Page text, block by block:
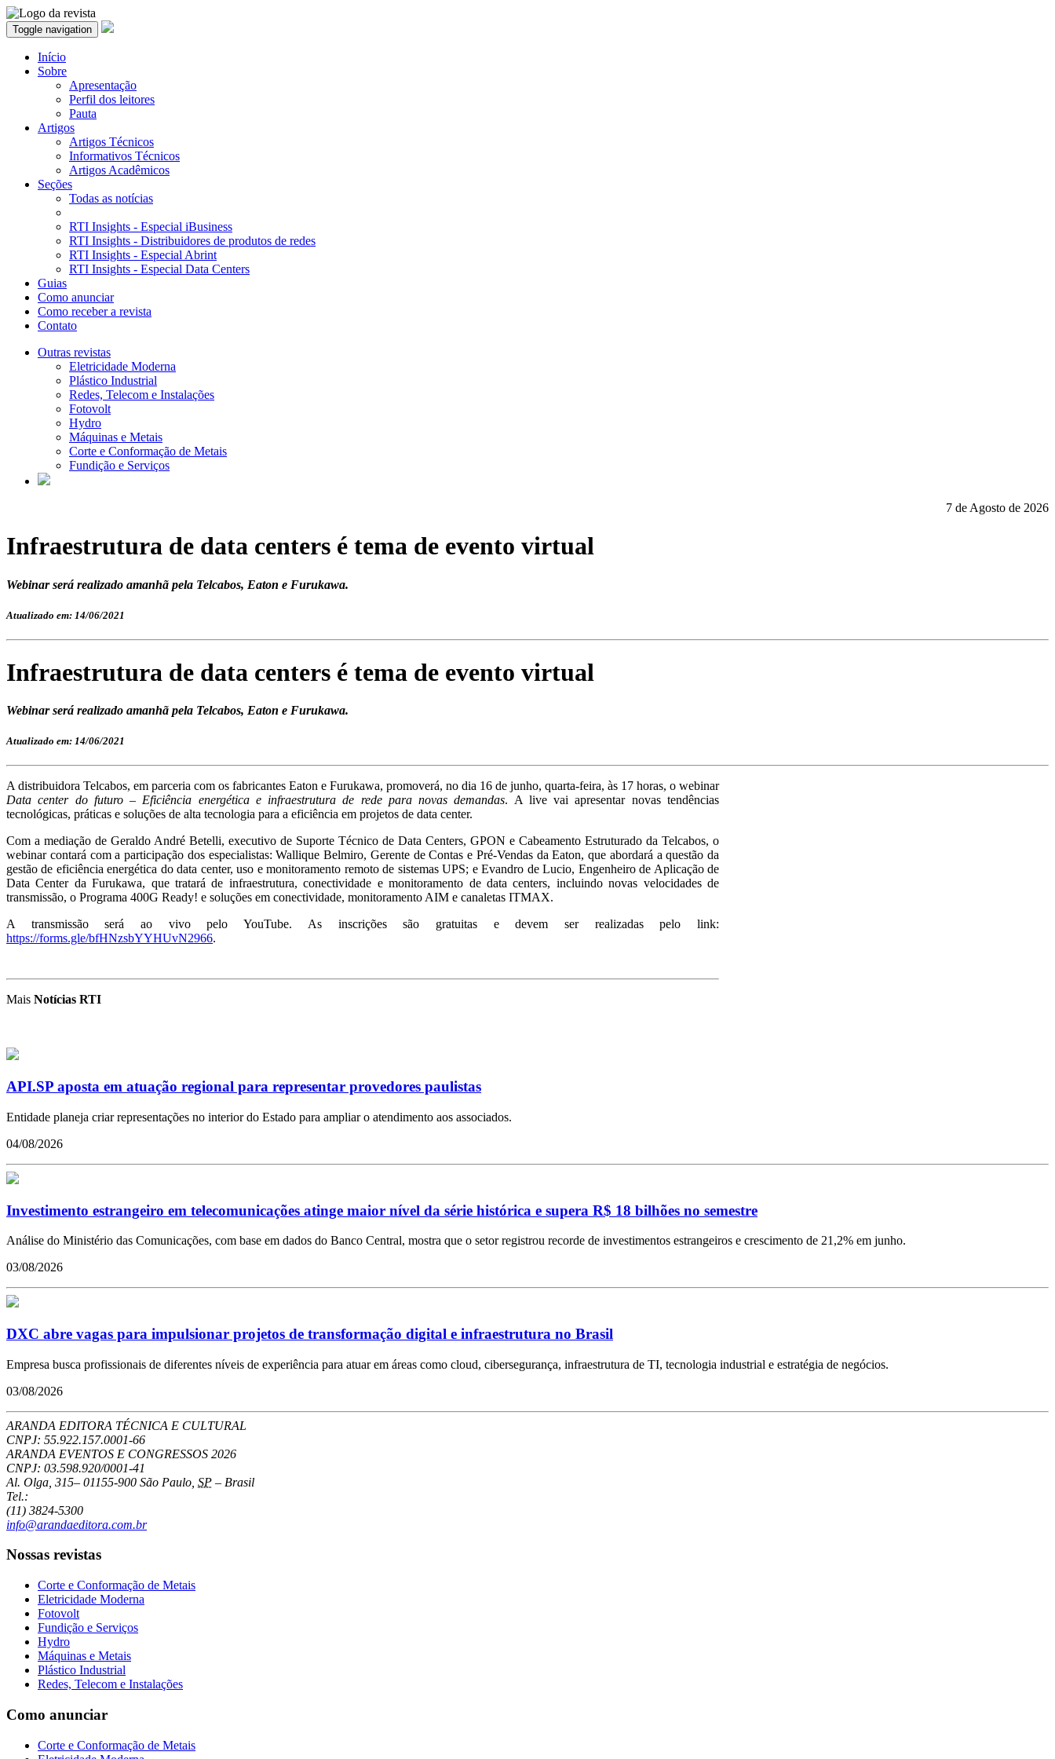
Toggle navigation
Início
Sobre
Apresentação
Perfil dos leitores
Pauta
Artigos
Artigos Técnicos
Informativos Técnicos
Artigos Acadêmicos
Seções
Todas as notícias
RTI Insights - Especial iBusiness
RTI Insights - Distribuidores de produtos de redes
RTI Insights - Especial Abrint
RTI Insights - Especial Data Centers
Guias
Como anunciar
Como receber a revista
Contato
Outras revistas
Eletricidade Moderna
Plástico Industrial
Redes, Telecom e Instalações
Fotovolt
Hydro
Máquinas e Metais
Corte e Conformação de Metais
Fundição e Serviços
7 de Agosto de 2026
Infraestrutura de data centers é tema de evento virtual
Webinar será realizado amanhã pela Telcabos, Eaton e Furukawa.
Atualizado em: 14/06/2021
Infraestrutura de data centers é tema de evento virtual
Webinar será realizado amanhã pela Telcabos, Eaton e Furukawa.
Atualizado em: 14/06/2021
A distribuidora Telcabos, em parceria com os fabricantes Eaton e Furukawa, promoverá, no dia 16 de junho, quarta-feira, às 17 horas, o webinar
Data center do futuro – Eficiência energética e infraestrutura de rede para novas demandas. A live vai apresentar novas tendências
tecnológicas, práticas e soluções de alta tecnologia para a eficiência em projetos de data center.
Com a mediação de Geraldo André Betelli, executivo de Suporte Técnico de Data Centers, GPON e Cabeamento Estruturado da Telcabos, o
webinar contará com a participação dos especialistas: Wallique Belmiro, Gerente de Contas e Pré-Vendas da Eaton, que abordará a questão da
gestão de eficiência energética do data center, uso e monitoramento remoto de sistemas UPS; e Evandro de Lucio, Engenheiro de Aplicação de
Data Center da Furukawa, que tratará de infraestrutura, conectividade e monitoramento de data centers, incluindo novas velocidades de
transmissão, o Programa 400G Ready! e soluções em conectividade, monitoramento AIM e canaletas ITMAX.
A transmissão será ao vivo pelo YouTube. As inscrições são gratuitas e devem ser realizadas pelo link:
https://forms.gle/bfHNzsbYYHUvN2966.
Mais Notícias RTI
API.SP aposta em atuação regional para representar provedores paulistas
Entidade planeja criar representações no interior do Estado para ampliar o atendimento aos associados.
04/08/2026
Investimento estrangeiro em telecomunicações atinge maior nível da série histórica e supera R$ 18 bilhões no semestre
Análise do Ministério das Comunicações, com base em dados do Banco Central, mostra que o setor registrou recorde de investimentos estrangeiros e crescimento de 21,2% em junho.
03/08/2026
DXC abre vagas para impulsionar projetos de transformação digital e infraestrutura no Brasil
Empresa busca profissionais de diferentes níveis de experiência para atuar em áreas como cloud, cibersegurança, infraestrutura de TI, tecnologia industrial e estratégia de negócios.
03/08/2026
ARANDA EDITORA TÉCNICA E CULTURAL
CNPJ: 55.922.157.0001-66
ARANDA EVENTOS E CONGRESSOS 2026
CNPJ: 03.598.920/0001-41
Al. Olga, 315– 01155-900 São Paulo SP – Brasil
Tel.:
(11) 3824-5300
info@arandaeditora.com.br
Nossas revistas
Corte e Conformação de Metais
Eletricidade Moderna
Fotovolt
Fundição e Serviços
Hydro
Máquinas e Metais
Plástico Industrial
Redes, Telecom e Instalações
Como anunciar
Corte e Conformação de Metais